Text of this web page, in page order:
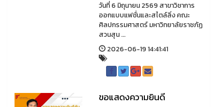
วันที่ 6 มิถุนายน 2569 สาขาวิชาการ
ออกแบบแฟชั่นและสไตล์ลิ่ง คณะ
ศิลปกรรมศาสตร์ มหาวิทยาลัยราชภัฏ
สวนสุน ...
2026-06-19 14:41:41
ขอแสดงความยินดี